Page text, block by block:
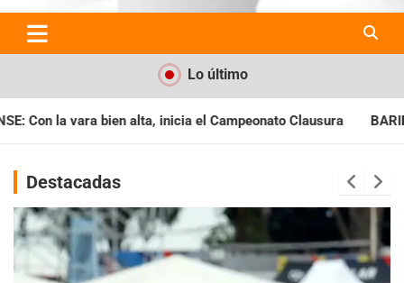
Argentina
Lo último
Campeonato Clausura BARILOCHENSE: Preparan una
Destacadas